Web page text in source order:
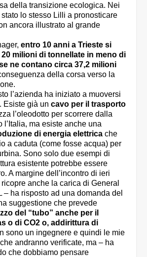
della transizione ecologica. Nei
lo stesso Lilli a pronosticare
ancora illustrato al grande
entro 10 anni a Trieste si
milioni di tonnellate in meno di
ne contano circa 37,2 milioni
della corsa verso la
l’azienda ha iniziato a muoversi
Esiste già uncavo per il trasporto
l’oleodotto per scorrere dalla
l’Italia, ma esiste anche una
di energia elettrica che
a caduta (come fosse acqua) per
Sono solo due esempi di
esistente potrebbe essere
A margine dell’incontro di ieri
anche la carica di General
– ha risposto ad una domanda del
suggestione che prevede
del “tubo” anche per il
o di CO2 o, addirittura di
sono un ingegnere e quindi le mie
andranno verificate, ma – ha
che dobbiamo pensare